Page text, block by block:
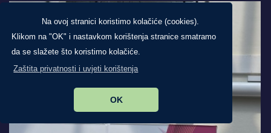
Na ovoj stranici koristimo kolačiće (cookies).
Klikom na "OK" i nastavkom korištenja stranice smatramo
da se slažete što koristimo kolačiće.
Zaštita privatnosti i uvjeti korištenja
OK